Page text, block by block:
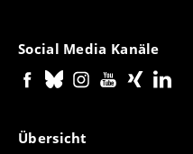
Social Media Kanäle
Übersicht